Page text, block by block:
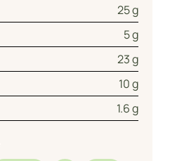
25 g
5 g
23 g
10 g
1.6 g